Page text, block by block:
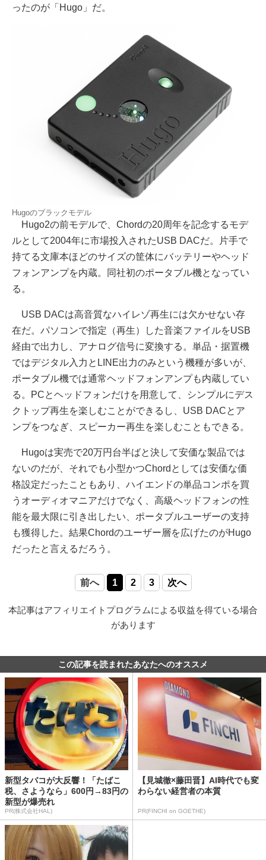
ったのが「Hugo」だ。
Hugoのブラックモデル
Hugo2の前モデルで、Chordの20周年を記念するモデ
ルとして2004年に市場投入されたUSB DACだ。片手で
持てる文庫本ほどのサイズの筐体にバッテリーやヘッド
フォンアンプを内蔵。同社初のポータブル機となってい
る。
USB DACは高音質なハイレゾ再生には欠かせない存
在だ。パソコンで指定（再生）した音楽ファイルをUSB
経由で出力し、アナログ信号に変換する。単品・据置機
ではデジタル入力とLINE出力のみという機種が多いが、
ポータブル機では通常ヘッドフォンアンプも内蔵してい
る。PCとヘッドフォンだけを用意して、シンプルにデス
クトップ再生を楽しむことができるし、USB DACとア
ンプをつなぎ、スピーカー再生を楽しむこともできる。
Hugoは実売で20万円台半ばと決して安価な製品では
ないのだが、それでも小型かつChordとしては安価な価
格設定だったこともあり、ハイエンドの単品コンポを買
うオーディオマニアだけでなく、高級ヘッドフォンの性
能を最大限に引き出したい、ポータブルユーザーの支持
も獲得した。結果Chordのユーザー層を広げたのがHugo
だったと言えるだろう。
前へ 1 2 3 次へ
本記事はアフィリエイトプログラムによる収益を得ている場合
があります
この記事を読まれたあなたへのオススメ
新型タバコが大反響！「たばこ
税、さようなら」600円→83円の
新型が爆売れ
PR(株式会社HAL)
【見城徹×藤田晋】AI時代でも変
わらない経営者の本質
PR(FINCHI on GOETHE)